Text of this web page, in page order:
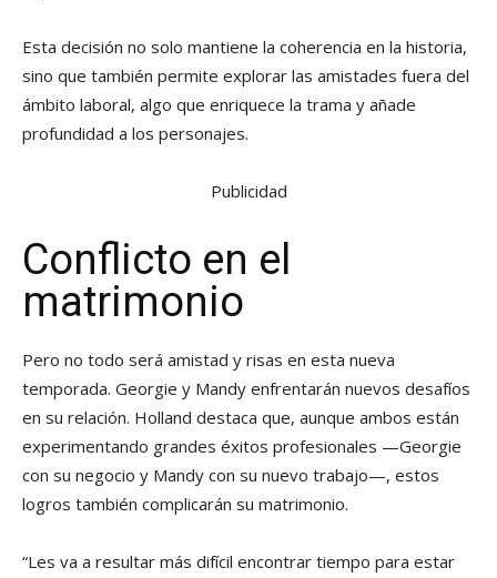
Esta decisión no solo mantiene la coherencia en la historia,
sino que también permite explorar las amistades fuera del
ámbito laboral, algo que enriquece la trama y añade
profundidad a los personajes.
Publicidad
Conflicto en el
matrimonio
Pero no todo será amistad y risas en esta nueva
temporada. Georgie y Mandy enfrentarán nuevos desafíos
en su relación. Holland destaca que, aunque ambos están
experimentando grandes éxitos profesionales —Georgie
con su negocio y Mandy con su nuevo trabajo—, estos
logros también complicarán su matrimonio.
“Les va a resultar más difícil encontrar tiempo para estar